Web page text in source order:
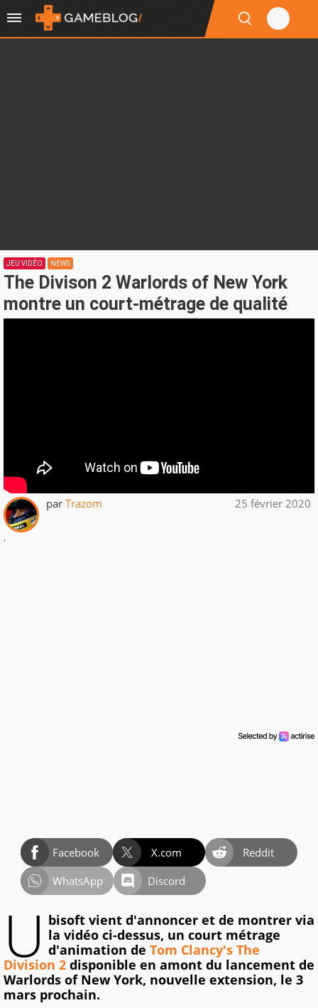
JEU VIDÉO NEWS
The Divison 2 Warlords of New York
montre un court-métrage de qualité
par Trazom 25 février 2020
.
Facebook X.com
Reddit
WhatsApp
Discord
U bisoft vient d'annoncer et de montrer via
la vidéo ci-dessus, un court métrage
d'animation de Tom Clancy's The
Division 2 disponible en amont du lancement de
Warlords of New York, nouvelle extension, le 3
mars prochain.